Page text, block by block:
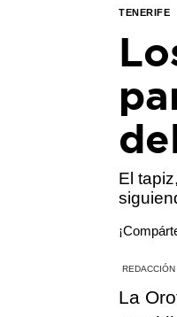
TENERIFE
El
REDACCIÓN
La